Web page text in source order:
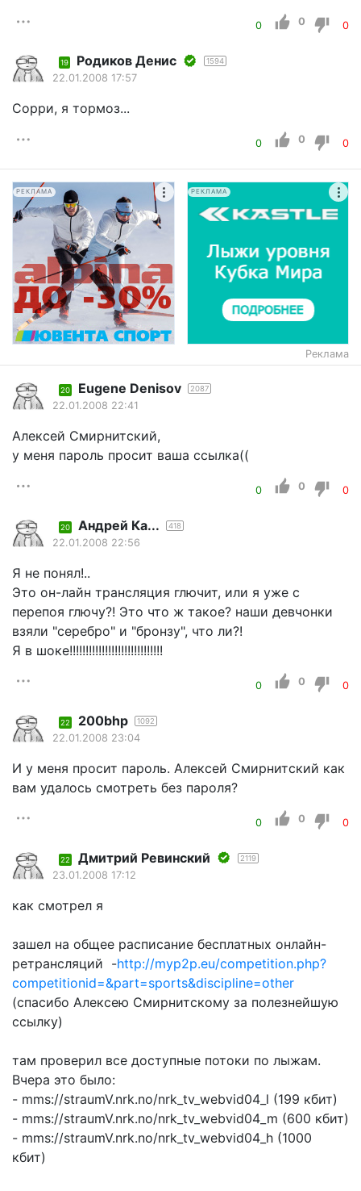
0 0 0
19 Родиков Денис 1594
22.01.2008 17:57
Сорри, я тормоз...
0 0 0
РЕКЛАМА РЕКЛАМА
Реклама
20 Eugene Denisov 2087
22.01.2008 22:41
Алексей Смирнитский,
у меня пароль просит ваша ссылка((
0 0 0
20 Андрей Ка... 418
22.01.2008 22:56
Я не понял!..
Это он-лайн трансляция глючит, или я уже с
перепоя глючу?! Это что ж такое? наши девчонки
взяли "серебро" и "бронзу", что ли?!
Я в шоке!!!!!!!!!!!!!!!!!!!!!!!!!!!!!
0 0 0
22 200bhp 1092
22.01.2008 23:04
И у меня просит пароль. Алексей Смирнитский как
вам удалось смотреть без пароля?
0 0 0
22 Дмитрий Ревинский 2119
23.01.2008 17:12
как смотрел я
зашел на общее расписание бесплатных онлайн-
ретрансляций -http://myp2p.eu/competition.php?
competitionid=&part=sports&discipline=other
(спасибо Алексею Смирнитскому за полезнейшую
ссылку)
там проверил все доступные потоки по лыжам.
Вчера это было:
- mms://straumV.nrk.no/nrk_tv_webvid04_l (199 кбит)
- mms://straumV.nrk.no/nrk_tv_webvid04_m (600 кбит)
- mms://straumV.nrk.no/nrk_tv_webvid04_h (1000
кбит)